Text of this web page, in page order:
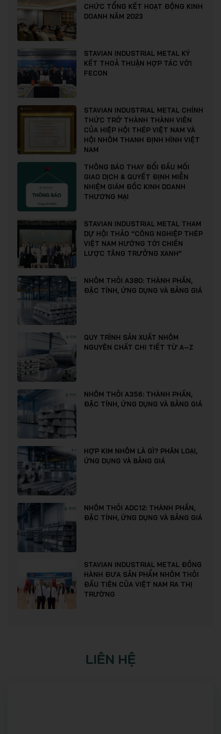
CHỨC TỔNG KẾT HOẠT ĐỘNG KINH
DOANH NĂM 2023
STAVIAN INDUSTRIAL METAL KÝ
KẾT THOẢ THUẬN HỢP TÁC VỚI
FECON
STAVIAN INDUSTRIAL METAL CHÍNH
THỨC TRỞ THÀNH THÀNH VIÊN
CỦA HIỆP HỘI THÉP VIỆT NAM VÀ
HỘI NHÔM THANH ĐỊNH HÌNH VIỆT
NAM
THÔNG BÁO THAY ĐỔI ĐẦU MỐI
GIAO DỊCH & QUYẾT ĐỊNH MIỄN
NHIỆM GIÁM ĐỐC KINH DOANH
THƯƠNG MẠI
STAVIAN INDUSTRIAL METAL THAM
DỰ HỘI THẢO “CÔNG NGHIỆP THÉP
VIỆT NAM HƯỚNG TỚI CHIẾN
LƯỢC TĂNG TRƯỞNG XANH”
NHÔM THỎI A380: THÀNH PHẦN,
ĐẶC TÍNH, ỨNG DỤNG VÀ BẢNG GIÁ
QUY TRÌNH SẢN XUẤT NHÔM
NGUYÊN CHẤT CHI TIẾT TỪ A–Z
NHÔM THỎI A356: THÀNH PHẦN,
ĐẶC TÍNH, ỨNG DỤNG VÀ BẢNG GIÁ
HỢP KIM NHÔM LÀ GÌ? PHÂN LOẠI,
ỨNG DỤNG VÀ BẢNG GIÁ
NHÔM THỎI ADC12: THÀNH PHẦN,
ĐẶC TÍNH, ỨNG DỤNG VÀ BẢNG GIÁ
STAVIAN INDUSTRIAL METAL ĐỒNG
HÀNH ĐƯA SẢN PHẨM NHÔM THỎI
ĐẦU TIÊN CỦA VIỆT NAM RA THỊ
TRƯỜNG
LIÊN HỆ